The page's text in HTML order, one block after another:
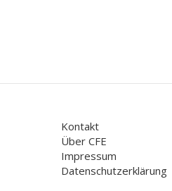
Kontakt
Über CFE
Impressum
Datenschutzerklärung